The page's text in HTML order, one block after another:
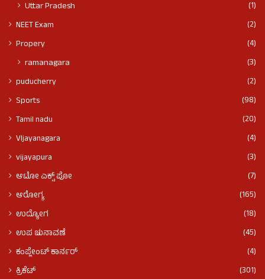
Uttar Pradesh
(1)
NEET Exam
(2)
Propery
(4)
ramanagara (3)
puducherry
(2)
Sports
(98)
Tamil nadu
(20)
VIjayanagara
(4)
vijayapura
(3)
ಆಟೋ ಎಕ್ಸ್ ಪೋ
(7)
ಆರೋಗ್ಯ
(165)
ಉದ್ಯೋಗ
(18)
ಉಪ ಚುನಾವಣೆ
(45)
ಕಂಪ್ಲೇಂಟ್ ಕಾರ್ನರ್
(4)
ಕ್ರಿಕೆಟ್
(301)